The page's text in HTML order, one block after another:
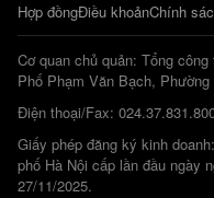
Hợp đồngĐiều khoảnChính
Cơ quan chủ quản: Tổng
Phố Phạm Văn Bạch,
Điện thoại/Fax:
Giấy phép đăng ký kinh
phố Hà Nội cấp lần đầu ngày
27/11/2025.